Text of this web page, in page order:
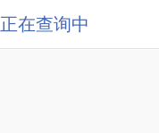
正在查询中